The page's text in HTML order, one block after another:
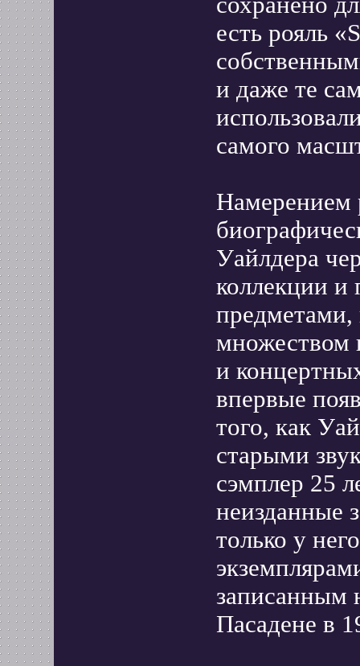
есть рояль
и даже те
самого
Намерением
Уайлдера
коллекции и
предметами,
множеством
и
впервые
того, как
старыми
сэмплер 25
неизданные
только у
записанным
Пасадене в